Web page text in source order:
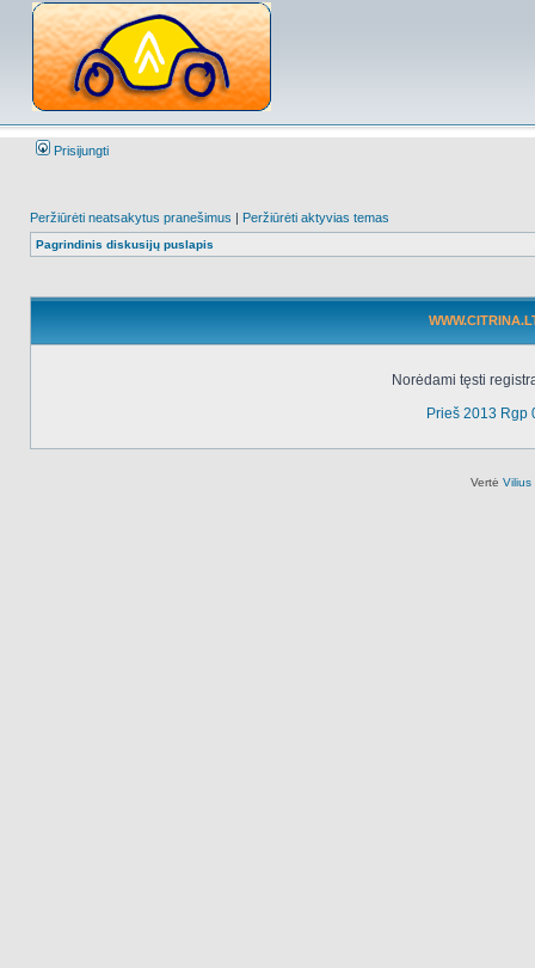
Prisijungti
Peržiūrėti neatsakytus pranešimus | Peržiūrėti aktyvias temas
Pagrindinis diskusijų puslapis
Norėdami tęsti
Prieš 2013 Rgp
Vertė Vilius